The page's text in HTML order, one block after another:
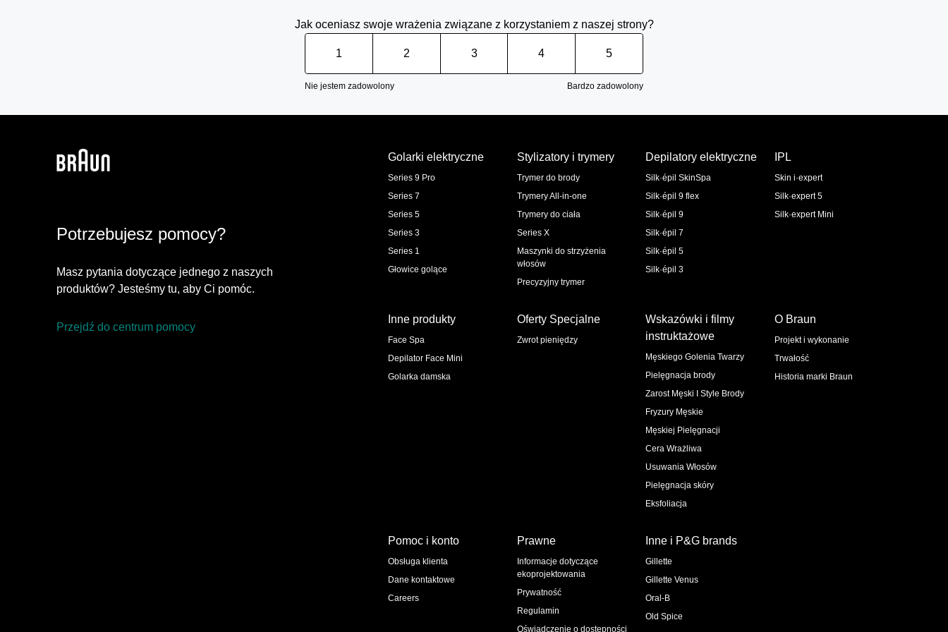
Jak oceniasz swoje wrażenia związane z korzystaniem z naszej strony?
1 2 3 4 5
Nie jestem zadowolony Bardzo zadowolony
Potrzebujesz pomocy?
Masz pytania dotyczące jednego z naszych
produktów? Jesteśmy tu, aby Ci pomóc.
Przejdź do centrum pomocy
Golarki elektryczne
Series 9 Pro
Series 7
Series 5
Series 3
Series 1
Głowice golące
Stylizatory i trymery
Trymer do brody
Trymery All-in-one
Trymery do ciała
Series X
Maszynki do strzyżenia
włosów
Precyzyjny trymer
Depilatory elektryczne
Silk·épil SkinSpa
Silk·épil 9 flex
Silk·épil 9
Silk·épil 7
Silk·épil 5
Silk·épil 3
IPL
Skin i·expert
Silk·expert 5
Silk·expert Mini
Inne produkty
Face Spa
Depilator Face Mini
Golarka damska
Oferty Specjalne
Zwrot pieniędzy
Wskazówki i filmy
instruktażowe
Męskiego Golenia Twarzy
Pielęgnacja brody
Zarost Męski I Style Brody
Fryzury Męskie
Męskiej Pielęgnacji
Cera Wrażliwa
Usuwania Włosów
Pielęgnacja skóry
Eksfoliacja
O Braun
Projekt i wykonanie
Trwałość
Historia marki Braun
Pomoc i konto
Obsługa klienta
Dane kontaktowe
Careers
Prawne
Informacje dotyczące
ekoprojektowania
Prywatność
Regulamin
Oświadczenie o dostępności
Inne i P&G brands
Gillette
Gillette Venus
Oral-B
Old Spice